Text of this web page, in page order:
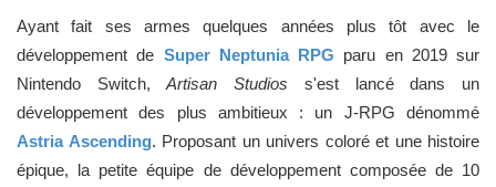
Ayant fait ses armes quelques années plus tôt avec le
développement de Super Neptunia RPG paru en 2019 sur
Nintendo Switch,Artisan Studios s'est lancé dans un
développement des plus ambitieux : un J-RPG dénommé
Astria Ascending. Proposant un univers coloré et une histoire
épique, la petite équipe de développement composée de 10